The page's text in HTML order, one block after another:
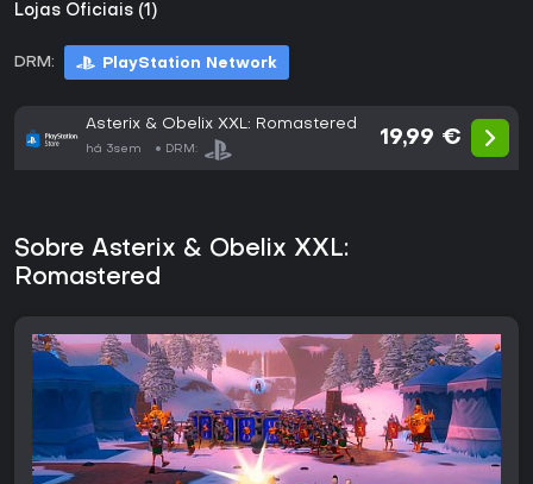
Lojas Oficiais (1)
DRM: PlayStation Network
Asterix & Obelix XXL: Romastered
há 3sem DRM:
19,99 €
Sobre Asterix & Obelix XXL:
Romastered